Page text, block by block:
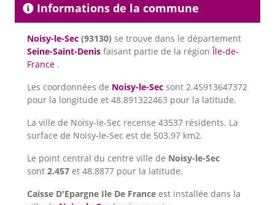
Informations de la commune
Noisy-le-Sec (93130) se trouve dans le département
Seine-Saint-Denis faisant partie de la régionÎle-de-
France .
Les coordonnées de Noisy-le-Sec sont 2.45913647372
pour la longitude et 48.891322463 pour la latitude.
La ville de Noisy-le-Sec recense 43537 résidents. La
surface de Noisy-le-Sec est de 503.97 km2.
Le point central du centre ville de Noisy-le-Sec
sont 2.457 et 48.8877 pour la latitude.
Caisse D'Epargne Ile De France est installée dans la